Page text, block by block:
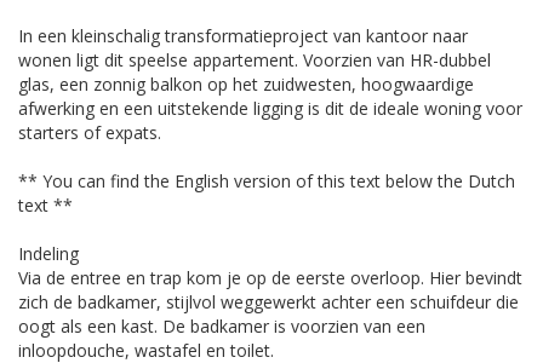
In een kleinschalig transformatieproject van kantoor naar
wonen ligt dit speelse appartement. Voorzien van HR-dubbel
glas, een zonnig balkon op het zuidwesten, hoogwaardige
afwerking en een uitstekende ligging is dit de ideale woning voor
starters of expats.
** You can find the English version of this text below the Dutch
text **
Indeling
Via de entree en trap kom je op de eerste overloop. Hier bevindt
zich de badkamer, stijlvol weggewerkt achter een schuifdeur die
oogt als een kast. De badkamer is voorzien van een
inloopdouche, wastafel en toilet.